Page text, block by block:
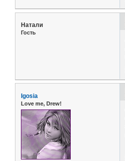
Натали
Гость
Igosia
Love me, Drew!